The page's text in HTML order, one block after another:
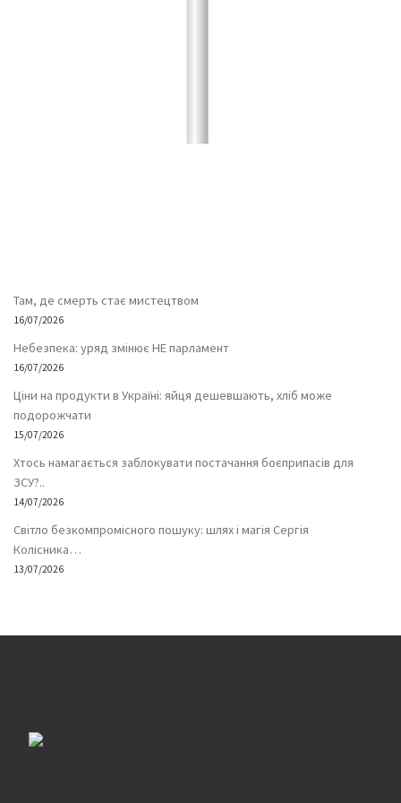
Там, де смерть стає мистецтвом
16/07/2026
Небезпека: уряд змінює НЕ парламент
16/07/2026
Ціни на продукти в Україні: яйця дешевшають, хліб може
подорожчати
15/07/2026
Хтось намагається заблокувати постачання боєприпасів для
ЗСУ?..
14/07/2026
Світло безкомпромісного пошуку: шлях і магія Сергія
Колісника…
13/07/2026